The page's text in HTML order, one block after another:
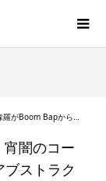
(REMIX EDITION)』をリリース [2021/07/16]
闇のコー
ストラク